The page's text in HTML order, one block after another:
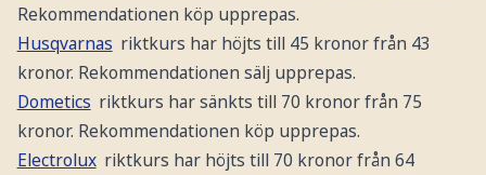
Rekommendationen köp upprepas.
Husqvarnas riktkurs har höjts till 45 kronor från 43
kronor. Rekommendationen sälj upprepas.
Dometics riktkurs har sänkts till 70 kronor från 75
kronor. Rekommendationen köp upprepas.
Electrolux riktkurs har höjts till 70 kronor från 64